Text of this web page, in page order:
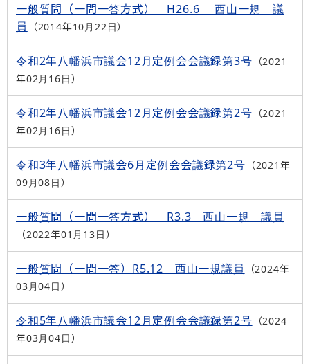
一般質問（一問一答方式） H26.6 西山一規 議
員
2014年10月22日
令和2年八幡浜市議会12月定例会会議録第3号
2021
年02月16日
令和2年八幡浜市議会12月定例会会議録第2号
2021
年02月16日
令和3年八幡浜市議会6月定例会会議録第2号
2021年
09月08日
一般質問（一問一答方式） R3.3 西山一規 議員
2022年01月13日
一般質問（一問一答）R5.12 西山一規議員
2024年
03月04日
令和5年八幡浜市議会12月定例会会議録第2号
2024
年03月04日